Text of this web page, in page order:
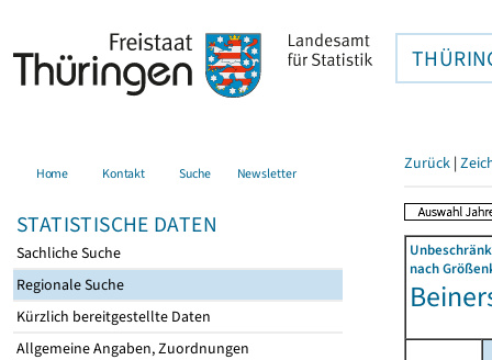
Home Kontakt Suche Newsletter
STATISTISCHE DATEN
Sachliche Suche
Regionale Suche
Kürzlich bereitgestellte Daten
Allgemeine Angaben, Zuordnungen
Zurück |
nach